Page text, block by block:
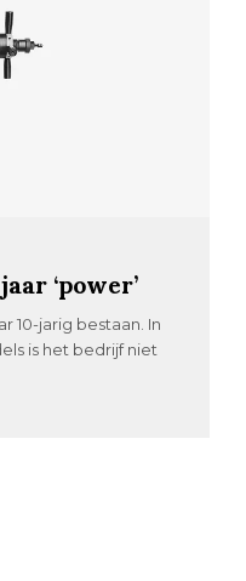
‘power’
10-jarig bestaan. In
is het bedrijf niet